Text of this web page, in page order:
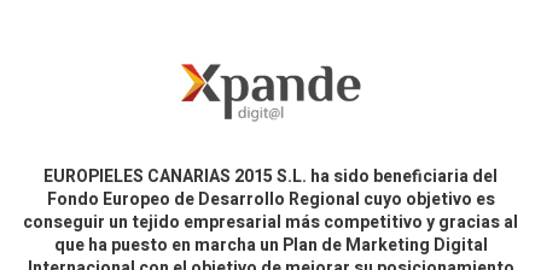
EUROPIELES CANARIAS 2015 S.L. ha sido beneficiaria del
Fondo Europeo de Desarrollo Regional cuyo objetivo es
conseguir un tejido empresarial más competitivo y gracias al
que ha puesto en marcha un Plan de Marketing Digital